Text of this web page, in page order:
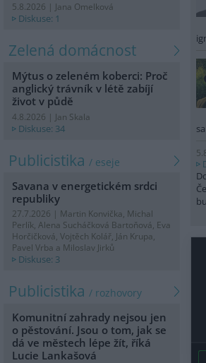
5.8.2026 | Jana Omelková
Diskuse: 1
Zelená domácnost
Mýtus o zeleném koberci: Proč
anglický trávník v létě zabíjí
život v půdě
4.8.2026 | Jan Skala
Diskuse: 34
Publicistika / eseje
Savana v energetickém srdci
republiky
27.7.2026 | Martin Konvička, Michal
Perlík, Alena Sucháčková Bartoňová, Eva
Horčičková, Vojtěch Kolář, Ján Krupa,
Pavel Vrba a Miloslav Jirků
Diskuse: 3
Publicistika / rozhovory
Komunitní zahrady nejsou jen
o pěstování. Jsou o tom, jak se
dá ve městech lépe žít, říká
Lucie Lankašová